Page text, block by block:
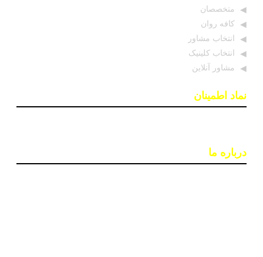
متخصصان
کافه روان
انتخاب مشاور
انتخاب کلینیک
مشاور آنلاین
نماد اطمینان
درباره ما